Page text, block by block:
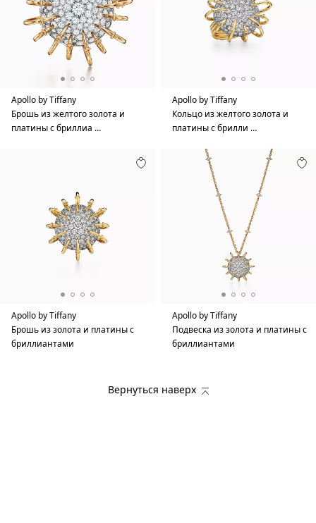
Apollo by Tiffany
Брошь из желтого золота и
платины с бриллиа …
Apollo by Tiffany
Кольцо из желтого золота и
платины с брилли …
Apollo by Tiffany
Брошь из золота и платины с
бриллиантами
Apollo by Tiffany
Подвеска из золота и платины с
бриллиантами
Вернуться наверх